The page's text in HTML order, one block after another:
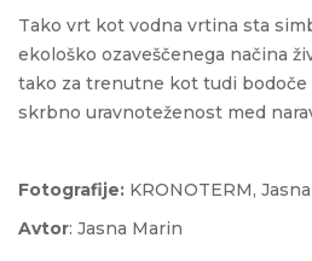
Tako vrt kot vodna vrtina sta
ekološko ozaveščenega načina
tako za trenutne kot tudi bodoče
skrbno uravnoteženost med
Fotografije: KRONOTERM,
Avtor: Jasna Marin